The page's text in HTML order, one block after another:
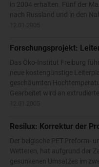
in 2004 erhalten. Fünf der
nach Russland und in den
Forschungsprojekt:
Das Öko-Institut Freiburg
neue kostengünstige
geschäumten
Gearbeitet wird an
Resilux: Korrektur der
Der belgische PET-Preform-
Wetteren, hat aufgrund der
gesunkenen Umsatzes im